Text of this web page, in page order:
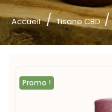
Accueil Tisane CBD
Promo !